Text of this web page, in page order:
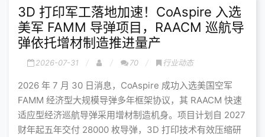
3D 打印军工落地加速！CoAspire 入选
美军 FAMM 导弹项目，RAACM 巡航导
弹依托增材制造推进量产
2026-07-31 70 行业动态
2026 年 7 月 30 日消息，CoAspire 成功入选美国空军
FAMM 经济型大规模导弹多年框架协议，其 RAACM 快速
适应型经济巡航导弹采用增材制造机身。项目计划自 2027
财年起五年交付 28000 枚导弹，3D 打印技术有效压缩研